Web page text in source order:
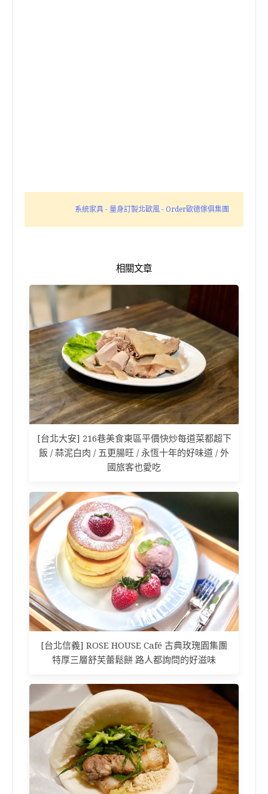
系統家具 - 量身訂製北歐風 - Order歐德傢俱集團
相關文章
[台北大安] 216巷美食東區平價快炒每道菜都超下
飯 / 蒜泥白肉 / 五更腸旺 / 永恆十年的好味道 / 外
國旅客也愛吃
[台北信義] ROSE HOUSE Café 古典玫瑰園集團
特厚三層舒芙蕾鬆餅 路人都詢問的好滋味